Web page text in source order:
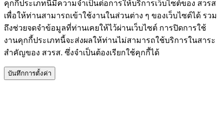
คุกกี้ประเภทนี้มีความจำเป็นต่อการให้บริการเว็บไซต์ของ สวรส
เพื่อให้ท่านสามารถเข้าใช้งานในส่วนต่าง ๆ ของเว็บไซต์ได้ รวม
ถึงช่วยจดจำข้อมูลที่ท่านเคยให้ไว้ผ่านเว็บไซต์ การปิดการใช้
งานคุกกี้ประเภทนี้จะส่งผลให้ท่านไม่สามารถใช้บริการในสาระ
สำคัญของ สวรส. ซึ่งจำเป็นต้องเรียกใช้คุกกี้ได้
บันทึกการตั้งค่า